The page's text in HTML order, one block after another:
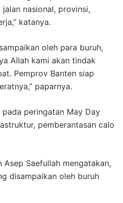
nasional, provinsi,
katanya.
oleh para buruh,
Allah kami akan tindak
Pemprov Banten siap
paparnya.
peringatan May Day
pemberantasan calo
Asep Saefullah mengatakan,
disampaikan oleh buruh